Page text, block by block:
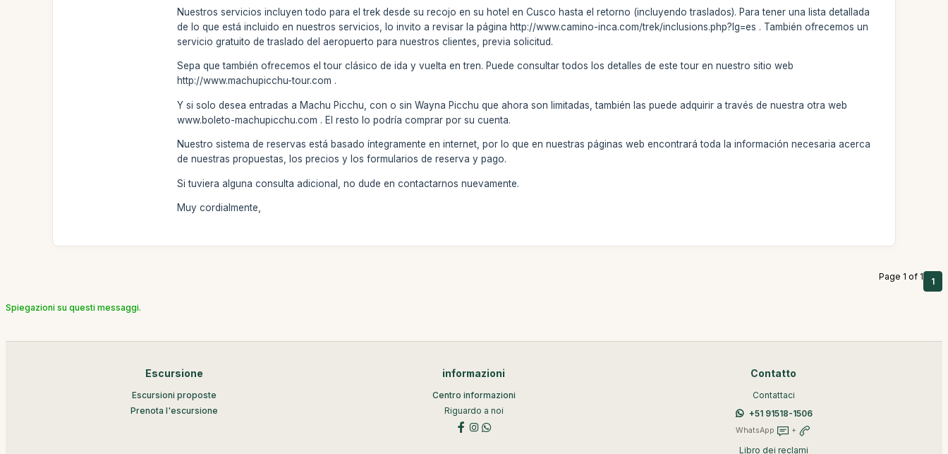
Nuestros servicios incluyen todo para el trek desde su recojo en su hotel en Cusco hasta el retorno (incluyendo traslados). Para tener una lista detallada
de lo que está incluido en nuestros servicios, lo invito a revisar la página http://www.camino-inca.com/trek/inclusions.php?lg=es . También ofrecemos un
servicio gratuito de traslado del aeropuerto para nuestros clientes, previa solicitud.
Sepa que también ofrecemos el tour clásico de ida y vuelta en tren. Puede consultar todos los detalles de este tour en nuestro sitio web
http://www.machupicchu-tour.com .
Y si solo desea entradas a Machu Picchu, con o sin Wayna Picchu que ahora son limitadas, también las puede adquirir a través de nuestra otra web
www.boleto-machupicchu.com . El resto lo podría comprar por su cuenta.
Nuestro sistema de reservas está basado íntegramente en internet, por lo que en nuestras páginas web encontrará toda la información necesaria acerca
de nuestras propuestas, los precios y los formularios de reserva y pago.
Si tuviera alguna consulta adicional, no dude en contactarnos nuevamente.
Muy cordialmente,
Page 1 of 1 1
Spiegazioni su questi messaggi.
Escursione
Escursioni proposte
Prenota l'escursione
informazioni
Centro informazioni
Riguardo a noi
Contatto
Contattaci
+51 91518-1506
WhatsApp +
Libro dei reclami